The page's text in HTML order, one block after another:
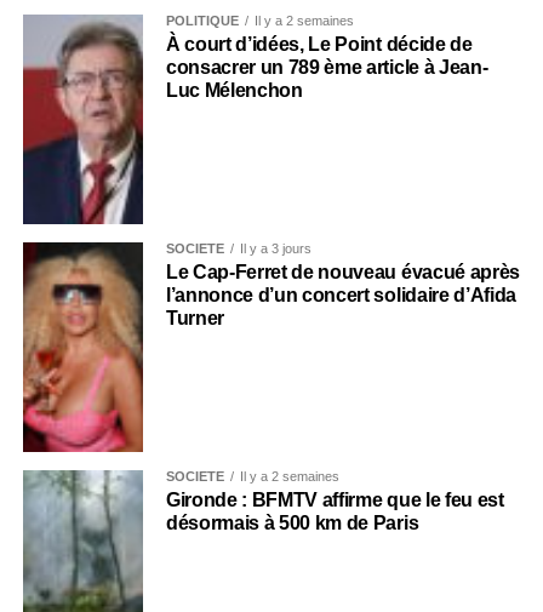
POLITIQUE Il y a 2 semaines
À court d’idées, Le Point décide de
consacrer un 789 ème article à Jean-
Luc Mélenchon
SOCIÉTÉ Il y a 3 jours
Le Cap-Ferret de nouveau évacué après
l’annonce d’un concert solidaire d’Afida
Turner
SOCIÉTÉ Il y a 2 semaines
Gironde : BFMTV affirme que le feu est
désormais à 500 km de Paris